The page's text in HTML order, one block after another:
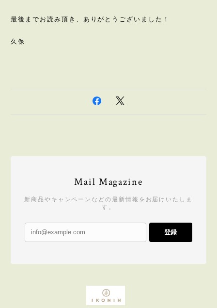
最後までお読み頂き、ありがとうございました！
久保
Mail Magazine
新商品やキャンペーンなどの最新情報をお届けいたしま
す。
登録